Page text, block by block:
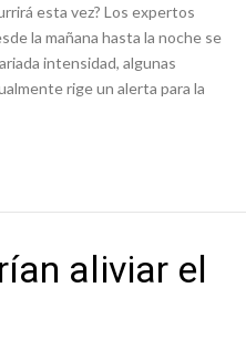
esta vez? Los expertos
la mañana hasta la noche se
intensidad, algunas
rige un alerta para la
aliviar el